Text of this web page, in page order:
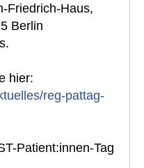
Friedrich-Haus,
Berlin
hier:
reg-pattag-
Patient:innen-Tag